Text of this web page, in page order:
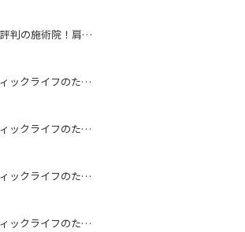
高知県南国市で評判の施術院！肩こり解消で毎日をより快適に
カイロプラクティックライフのためになる話～予防～
カイロプラクティックライフのためになる話～ストレッチ～
カイロプラクティックライフのためになる話～冷房～
カイロプラクティックライフのためになる話～ストレートネック～